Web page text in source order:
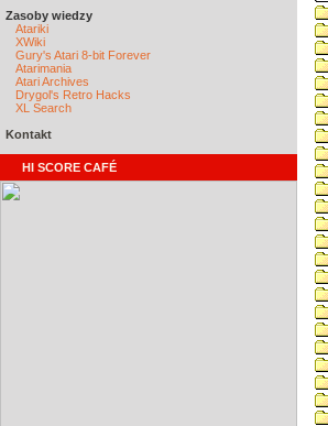
Zasoby wiedzy
Atariki
XWiki
Gury's Atari 8-bit Forever
Atarimania
Atari Archives
Drygol's Retro Hacks
XL Search
Kontakt
HI SCORE CAFÉ